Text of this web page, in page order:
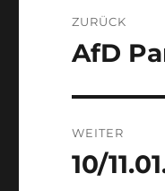
ZURÜCK
Vorheriger
AfD
WEITER
Nächster
10/